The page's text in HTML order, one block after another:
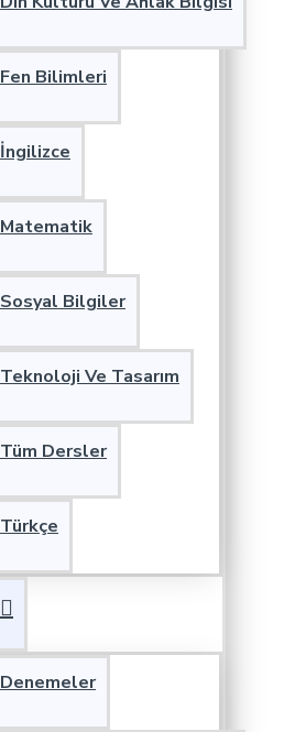
Fen Bilimleri
İngilizce
Matematik
Sosyal Bilgiler
Teknoloji Ve Tasarım
Tüm Dersler
Türkçe
Denemeler